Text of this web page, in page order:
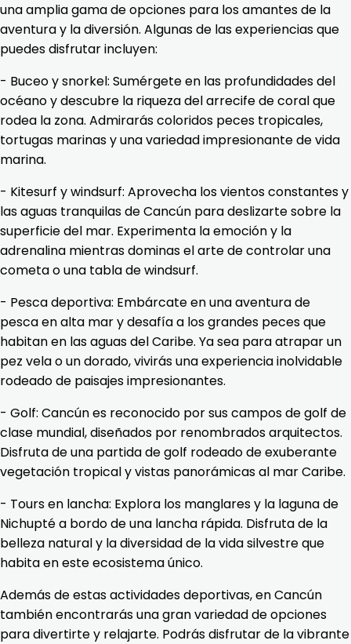
una amplia gama de opciones para los amantes de la
aventura y la diversión. Algunas de las experiencias que
puedes disfrutar incluyen:
- Buceo y snorkel: Sumérgete en las profundidades del
océano y descubre la riqueza del arrecife de coral que
rodea la zona. Admirarás coloridos peces tropicales,
tortugas marinas y una variedad impresionante de vida
marina.
- Kitesurf y windsurf: Aprovecha los vientos constantes y
las aguas tranquilas de Cancún para deslizarte sobre la
superficie del mar. Experimenta la emoción y la
adrenalina mientras dominas el arte de controlar una
cometa o una tabla de windsurf.
- Pesca deportiva: Embárcate en una aventura de
pesca en alta mar y desafía a los grandes peces que
habitan en las aguas del Caribe. Ya sea para atrapar un
pez vela o un dorado, vivirás una experiencia inolvidable
rodeado de paisajes impresionantes.
- Golf: Cancún es reconocido por sus campos de golf de
clase mundial, diseñados por renombrados arquitectos.
Disfruta de una partida de golf rodeado de exuberante
vegetación tropical y vistas panorámicas al mar Caribe.
- Tours en lancha: Explora los manglares y la laguna de
Nichupté a bordo de una lancha rápida. Disfruta de la
belleza natural y la diversidad de la vida silvestre que
habita en este ecosistema único.
Además de estas actividades deportivas, en Cancún
también encontrarás una gran variedad de opciones
para divertirte y relajarte. Podrás disfrutar de la vibrante